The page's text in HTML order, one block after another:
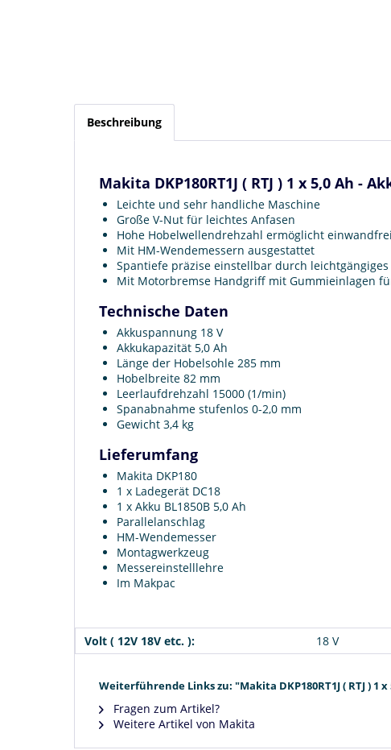
Beschreibung
Makita DKP180RT1J ( RTJ ) 1 x 5,0 Ah -
Leichte und sehr handliche Maschine
Große V-Nut für leichtes Anfasen
Hohe Hobelwellendrehzahl ermöglicht
Mit HM-Wendemessern ausgestattet
Spantiefe präzise einstellbar durch
Mit Motorbremse Handgriff mit Gummieinlagen
Technische Daten
Akkuspannung 18 V
Akkukapazität 5,0 Ah
Länge der Hobelsohle 285 mm
Hobelbreite 82 mm
Leerlaufdrehzahl 15000 (1/min)
Spanabnahme stufenlos 0-2,0 mm
Gewicht 3,4 kg
Lieferumfang
Makita DKP180
1 x Ladegerät DC18
1 x Akku BL1850B 5,0 Ah
Parallelanschlag
HM-Wendemesser
Montagwerkzeug
Messereinstelllehre
Im Makpac
Volt ( 12V 18V etc. ): 18 V
Weiterführende Links zu: "Makita DKP180RT1J ( RTJ ) 1
Fragen zum Artikel?
Weitere Artikel von Makita